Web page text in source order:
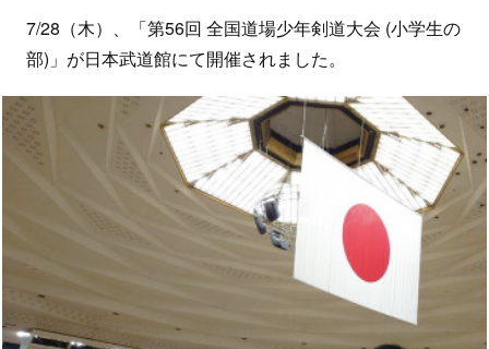
7/28（木）、「第56回 全国道場少年剣道大会 (小学生の
部)」が日本武道館にて開催されました。